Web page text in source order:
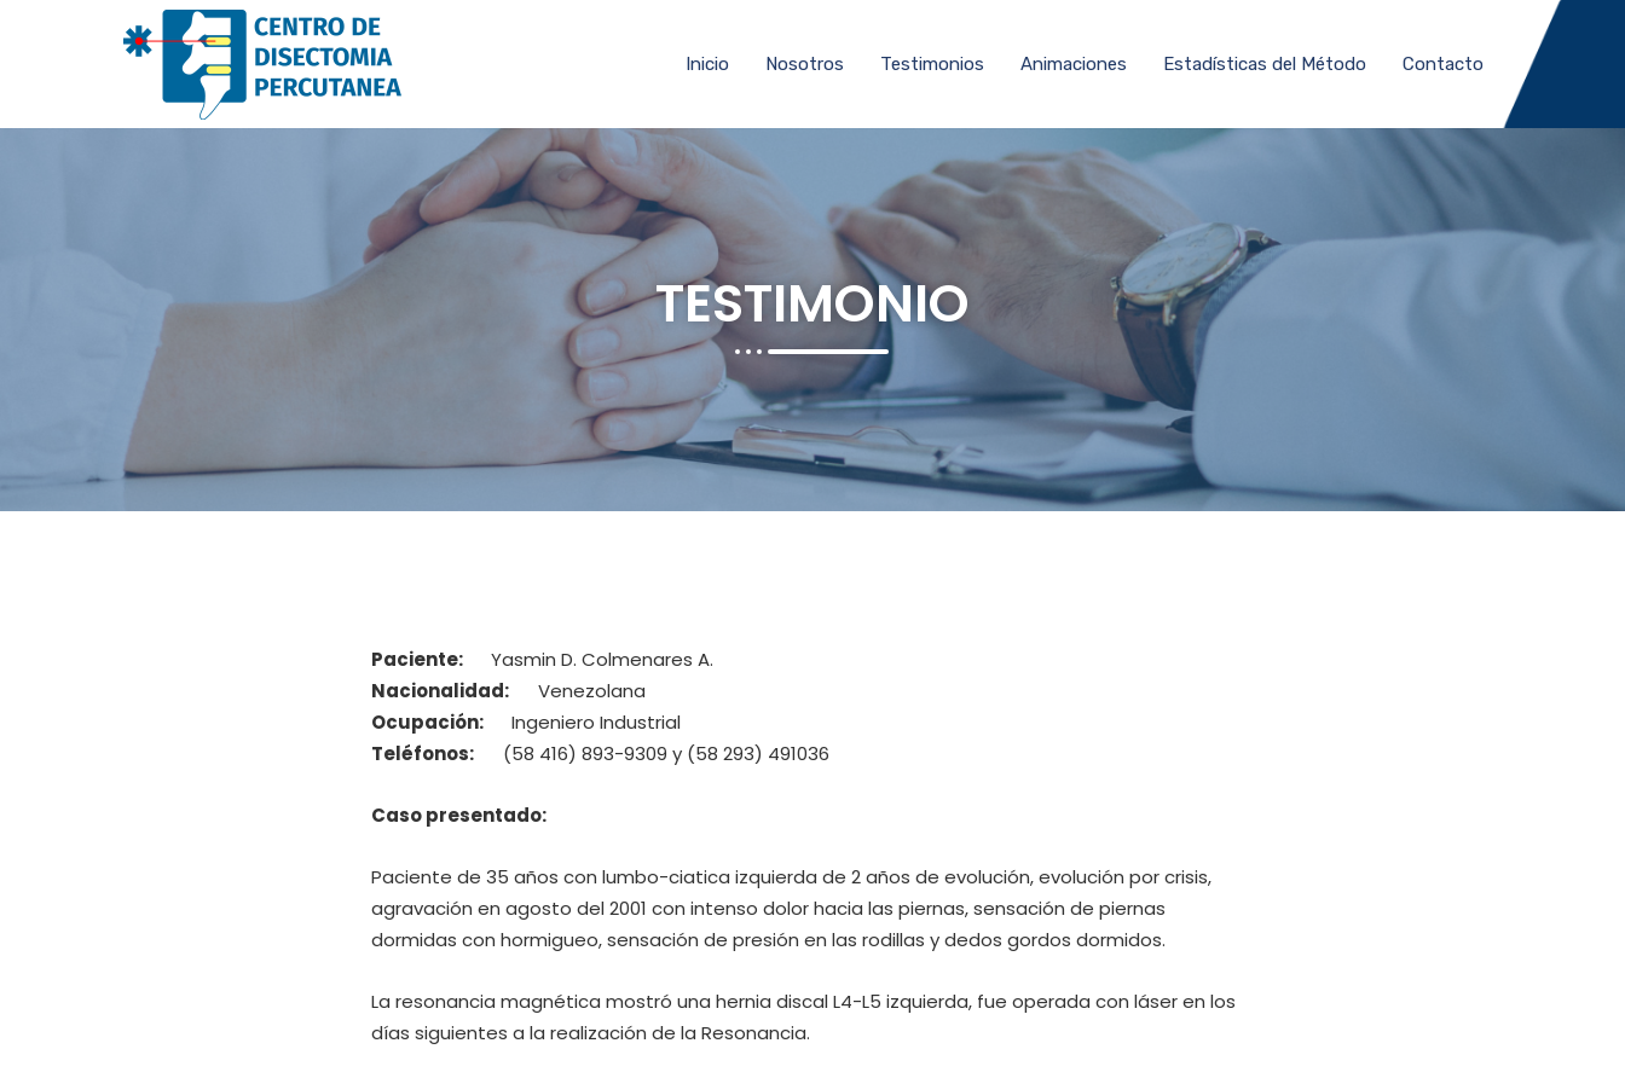
Inicio Nosotros Testimonios Animaciones Estadísticas del Método Contacto
TESTIMONIO
Paciente:
Yasmin D. Colmenares A.
Nacionalidad: Venezolana
Ocupación:
Ingeniero Industrial
Teléfonos: (58 416) 893-9309 y (58 293) 491036
Caso presentado:
Paciente de 35 años con lumbo-ciatica izquierda de 2 años de evolución, evolución por crisis,
agravación en agosto del 2001 con intenso dolor hacia las piernas, sensación de piernas
dormidas con hormigueo, sensación de presión en las rodillas y dedos gordos dormidos.
La resonancia magnética mostró una hernia discal L4-L5 izquierda, fue operada con láser en los
días siguientes a la realización de la Resonancia.